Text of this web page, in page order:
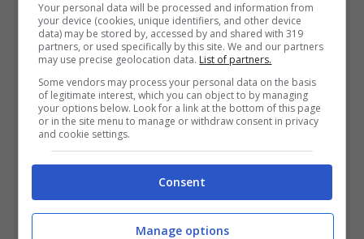
dovranno essere sempre
perfettamente pulite!
Lafrettadi cambiare gioiello: finché,
infatti, il foro non sia completamente
cicatrizzato questo non sarà
possibile, tantomeno toglierlo.
L’igiene è essenziale: il nostro ombelico è
un vero e proprio ricettacolo di germi di
Your personal data will be processed and information from
your device (cookies, unique identifiers, and other device
data) may be stored by, accessed by and shared with 319
partners, or used specifically by this site. We and our partners
may use precise geolocation data. List of partners.
Some vendors may process your personal data on the basis
of legitimate interest, which you can object to by managing
your options below. Look for a link at the bottom of this page
or in the site menu to manage or withdraw consent in privacy
and cookie settings.
Consent
Manage options